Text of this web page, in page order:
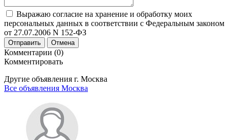
Выражаю согласие на хранение и обработку моих
персональных данных в соответствии с Федеральным законом
от 27.07.2006 N 152-ФЗ
Отправить Отмена
Комментарии (0)
Комментировать
Другие объявления г. Москва
Все объявления Москва